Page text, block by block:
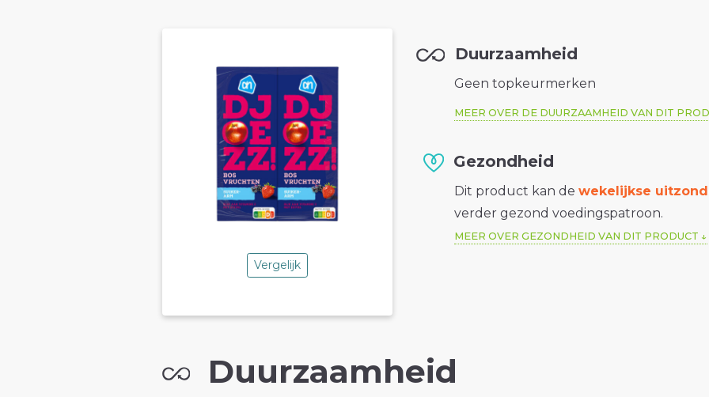
Vergelijk
Duurzaamheid
Geen topkeurmerken
MEER OVER DE DUURZAAMHEID VAN DIT
Gezondheid
Dit product kan dewekelijkse
verder gezond voedingspatroon.
MEER OVER GEZONDHEID VAN DIT PRODUCT
Duurzaamheid